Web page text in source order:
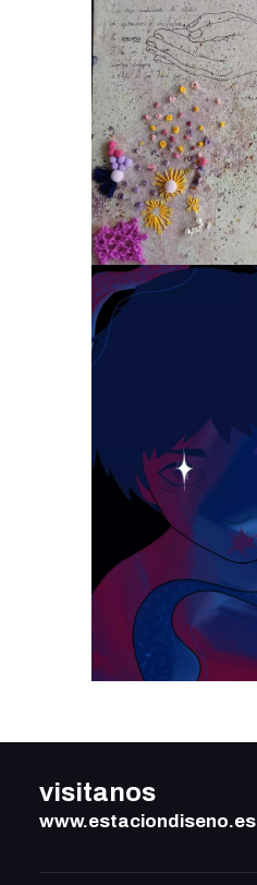
visitanos
www.estaciondiseno.es